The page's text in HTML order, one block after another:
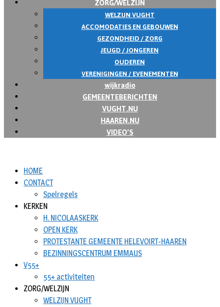
WELZIJN VUGHT
ACCOMODATIES EN GEBOUWEN
GEZONDHEID / ZORG
JEUGD / JONGEREN
OUDEREN
VERENIGINGEN / EVENEMENTEN
wijkradio
GEMEENTEBERICHTEN
VUGHT.NU
HAAREN.NU
VIDEO’S
HOME
CONTACT
Spelregels
KERKEN
H. NICOLAASKERK
OPEN KERK
PROTESTANTE GEMEENTE HELEVOIRT-HAAREN
BEZINNINGSCENTRUM EMMAUS
V55+
55+ activiteiten
ZORG/WELZIJN
WELZIJN VUGHT